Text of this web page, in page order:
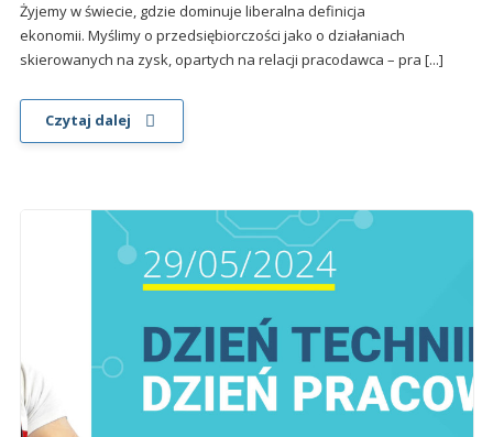
Żyjemy w świecie, gdzie dominuje liberalna definicja
ekonomii. Myślimy o przedsiębiorczości jako o działaniach
skierowanych na zysk, opartych na relacji pracodawca – pra [...]
Czytaj dalej